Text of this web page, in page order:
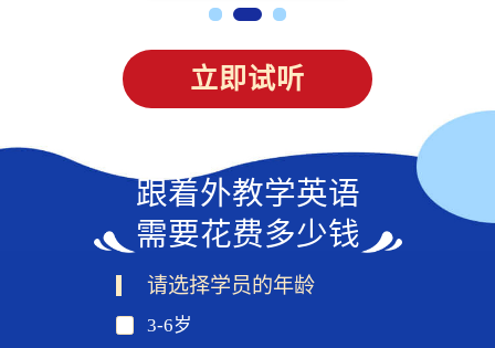
立即试听
跟着外教学英语
需要花费多少钱
请选择学员的年龄
3-6岁